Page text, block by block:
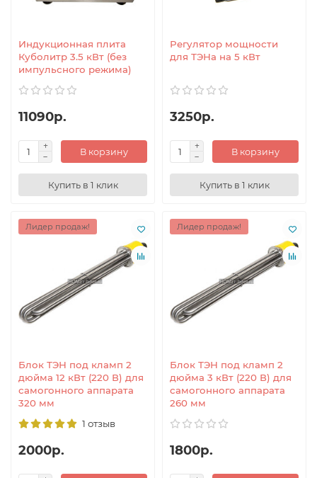
Индукционная плита
Куболитр 3.5 кВт (без
импульсного режима)
11090р.
В корзину
Купить в 1 клик
Регулятор мощности
для ТЭНа на 5 кВт
3250р.
В корзину
Купить в 1 клик
Лидер продаж!
Блок ТЭН под кламп 2
дюйма 12 кВт (220 В) для
самогонного аппарата
320 мм
1 отзыв
2000р.
Лидер продаж!
Блок ТЭН под кламп 2
дюйма 3 кВт (220 В) для
самогонного аппарата
260 мм
1800р.